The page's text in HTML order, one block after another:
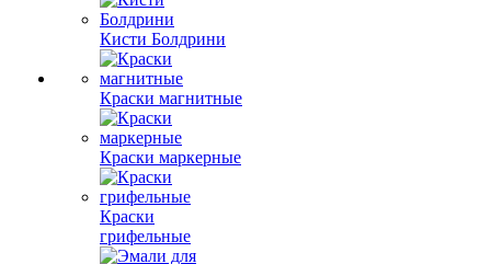
Кисти Болдрини
Краски магнитные
Краски маркерные
Краски
грифельные